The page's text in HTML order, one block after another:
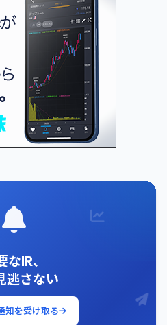
なIR、
逃さない
知を受け取る